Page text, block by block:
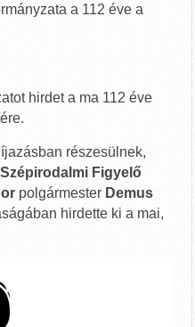
a 112 éve a
hirdet a ma 112 éve
részesülnek,
Szépirodalmi Figyelő
polgármester Demus
hirdette ki a mai,